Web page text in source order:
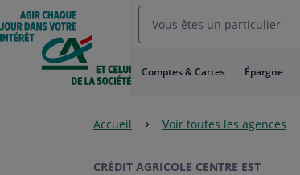
Aller
au
Menu
Aller au
Contenu
Vous êtes un particulier
Comptes & Cartes Épargne
Accueil Voir toutes les agences
CRÉDIT AGRICOLE CENTRE EST